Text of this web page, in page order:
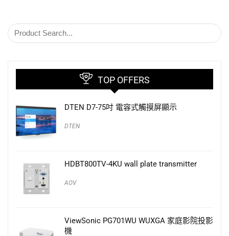
TOP OFFERS
DTEN D7-75吋 電容式觸摸屏顯示
DTEN
HDBT800TV-4KU wall plate transmitter
AOV
ViewSonic PG701WU WUXGA 家庭影院投影
機